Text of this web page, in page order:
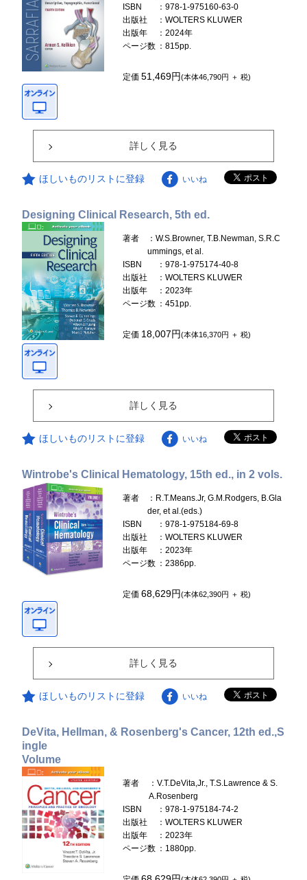
ISBN
：978-1-975160-63-0
出版社
：WOLTERS KLUWER
出版年
：2024年
ページ数 ：815pp.
定価51,469円(本体46,790円 ＋ 税)
詳しく見る
ほしいものリストに登録 いいね
Designing Clinical Research, 5th ed.
著者
：W.S.Browner, T.B.Newman, S.R.C
ummings, et al.
ISBN
：978-1-975174-40-8
出版社
：WOLTERS KLUWER
出版年
：2023年
ページ数 ：451pp.
定価 18,007円(本体16,370円 ＋ 税)
詳しく見る
ほしいものリストに登録 いいね
Wintrobe's Clinical Hematology, 15th ed., in 2 vols.
著者
：R.T.Means.Jr, G.M.Rodgers, B.Gla
der, et al.(eds.)
ISBN
：978-1-975184-69-8
出版社
：WOLTERS KLUWER
出版年
：2023年
ページ数 ：2386pp.
定価68,629円(本体62,390円 ＋ 税)
詳しく見る
ほしいものリストに登録 いいね
DeVita, Hellman, & Rosenberg's Cancer, 12th ed.,S
ingle
Volume
著者
：V.T.DeVita,Jr., T.S.Lawrence & S.
A.Rosenberg
ISBN
：978-1-975184-74-2
出版社
：WOLTERS KLUWER
出版年
：2023年
ページ数 ：1880pp.